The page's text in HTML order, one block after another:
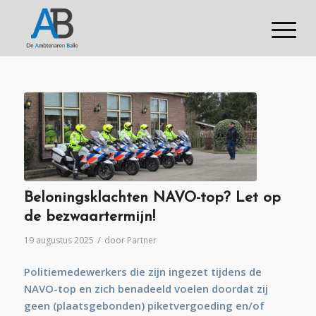
Beloningsklachten NAVO-top? Let op
de bezwaartermijn!
19 augustus 2025 / door Partner
Politiemedewerkers die zijn ingezet tijdens de
NAVO-top en zich benadeeld voelen doordat zij
geen (plaatsgebonden) piketvergoeding en/of